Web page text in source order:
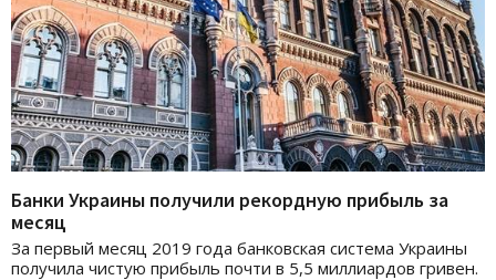
Банки Украины получили рекордную прибыль за
месяц
За первый месяц 2019 года банковская система Украины
получила чистую прибыль почти в 5,5 миллиардов гривен.